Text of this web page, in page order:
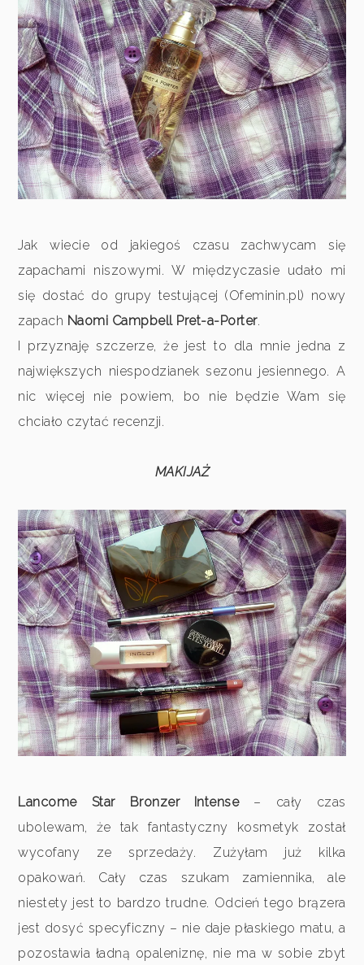
Jak wiecie od jakiegoś czasu zachwycam się
zapachami niszowymi. W międzyczasie udało mi
się dostać do grupy testującej (Ofeminin.pl) nowy
zapach Naomi Campbell Pret-a-Porter.
I przyznaję szczerze, że jest to dla mnie jedna z
największych niespodzianek sezonu jesiennego. A
nic więcej nie powiem, bo nie będzie Wam się
chciało czytać recenzji.
MAKIJAŻ
Lancome Star Bronzer Intense– cały czas
ubolewam, że tak fantastyczny kosmetyk został
wycofany ze sprzedaży. Zużyłam już kilka
opakowań. Cały czas szukam zamiennika, ale
niestety jest to bardzo trudne. Odcień tego brązera
jest dosyć specyficzny – nie daje płaskiego matu, a
pozostawia ładną opaleniznę, nie ma w sobie zbyt